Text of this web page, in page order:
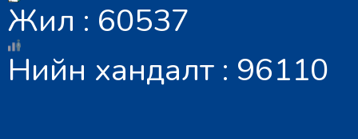
Жил : 60537
Нийн хандалт : 96110